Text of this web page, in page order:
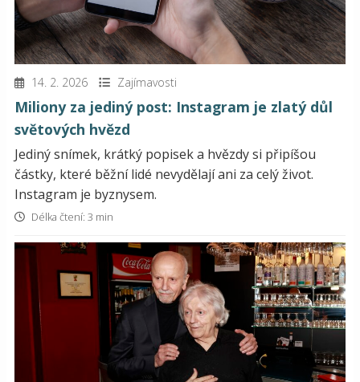
14. 2. 2026 Zajímavosti
Miliony za jediný post: Instagram je zlatý důl
světových hvězd
Jediný snímek, krátký popisek a hvězdy si připíšou
částky, které běžní lidé nevydělají ani za celý život.
Instagram je byznysem.
Délka čtení: 3 min